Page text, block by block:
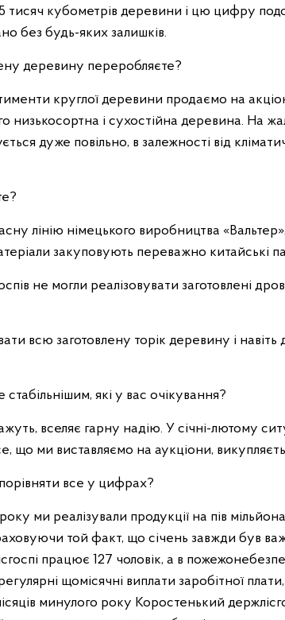
тисяч кубометрів деревини і цю цифру
без будь-яких залишків.
деревину переробляєте?
круглої деревини продаємо на
низькосортна і сухостійна деревина. На
дуже повільно, в залежності від
лінію німецького виробництва
закуповують переважно китайські
не могли реалізовувати заготовлені
всю заготовлену торік деревину і
які у вас очікування?
вселяє гарну надію. У січні-лютому
що ми виставляємо на аукціони,
все у цифрах?
ми реалізували продукції на пів
той факт, що січень завжди був
працює 127 чоловік, а в
щомісячні виплати заробітної
минулого року Коростенький